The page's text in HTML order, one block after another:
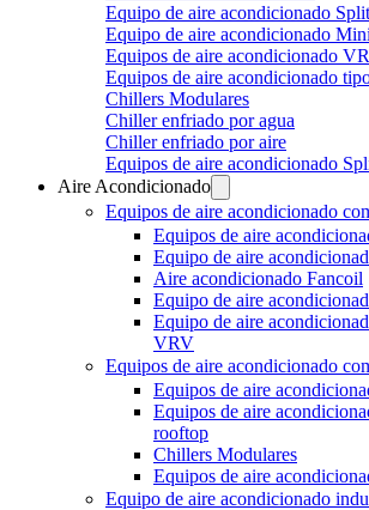
Equipo de aire acondicionado
Equipo de aire acondicionado
Equipos de aire acondicionado
Equipos de aire acondicionado
Chillers Modulares
Chiller enfriado por agua
Chiller enfriado por aire
Equipos de aire acondicionado
Aire Acondicionado
Equipos de aire acondicionado
Equipos de aire
Equipo de aire
Aire acondicionado Fancoil
Equipo de aire
Equipo de aire
VRV
Equipos de aire acondicionado
Equipos de aire
Equipos de aire
rooftop
Chillers Modulares
Equipos de aire
Equipo de aire acondicionado